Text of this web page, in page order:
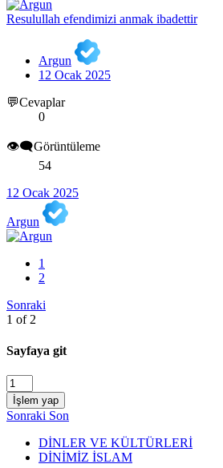
Resulullah efendimizi anmak ibadettir
Argun
12 Ocak 2025
💬Cevaplar
0
👁️‍🗨️Görüntüleme
54
12 Ocak 2025
Argun
1
2
Sonraki
1 of 2
Sayfaya git
İşlem yap
Sonraki Son
DİNLER VE KÜLTÜRLERİ
DİNİMİZ İSLAM